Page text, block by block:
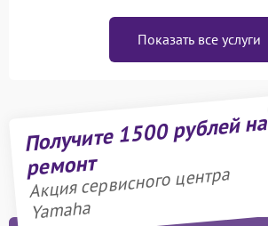
Показать все услуги
Получите 1500 рублей на
ремонт
Акция сервисного центра
Yamaha